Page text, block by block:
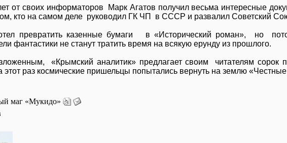
от своих информаторов Марк Агатов получил весьма интересные
кто на самом деле руководил ГК ЧП в СССР и развалил Советский
превратить казенные бумаги в «Исторический роман», но
фантастики не станут тратить время на всякую ерунду из прошлого.
«Крымский аналитик» предлагает своим читателям сорок
этот раз космические пришельцы попытались вернуть на землю
маг «Мукидо»